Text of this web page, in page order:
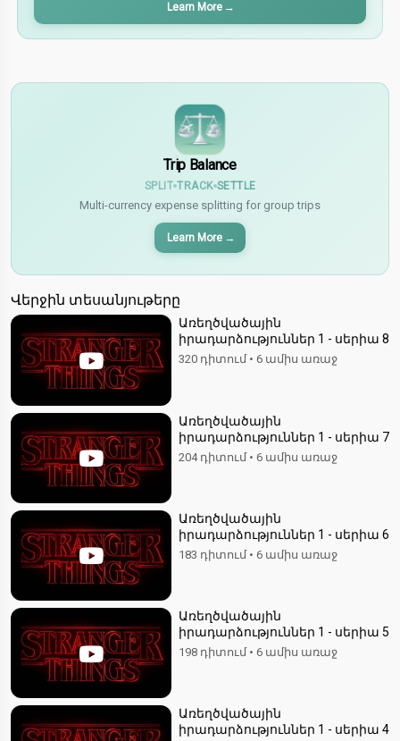
Learn More →
Trip Balance
SPLIT TRACK SETTLE
Multi-currency expense splitting for group trips
Learn More →
¥
Վերջին տեսանյութերը
Առեղծվածային
իրադարձություններ 1 - սերիա 8
320 դիտում• 6 ամիս առաջ
Առեղծվածային
իրադարձություններ 1 - սերիա 7
204 դիտում• 6 ամիս առաջ
Առեղծվածային
իրադարձություններ 1 - սերիա 6
183 դիտում• 6 ամիս առաջ
Առեղծվածային
իրադարձություններ 1 - սերիա 5
198 դիտում• 6 ամիս առաջ
Առեղծվածային
իրադարձություններ 1 - սերիա 4